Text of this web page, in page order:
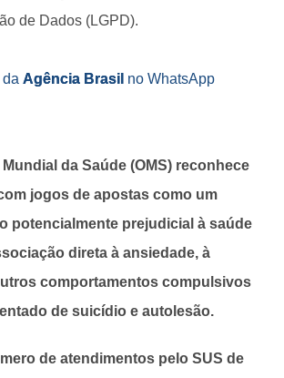
de Dados (LGPD).
Agência Brasil no WhatsApp
da Saúde (OMS) reconhece
jogos de apostas como um
potencialmente prejudicial à saúde
direta à ansiedade, à
comportamentos compulsivos
de suicídio e autolesão.
de atendimentos pelo SUS de